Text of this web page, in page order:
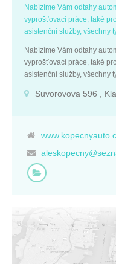
Nabízíme Vám odtahy
vyprošťovací práce, také
asistenční služby, všechny
Nabízíme Vám odtahy
vyprošťovací práce, také
asistenční služby, všechny
Suvorovova 596 ,